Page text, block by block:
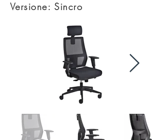
Versione: Sincro